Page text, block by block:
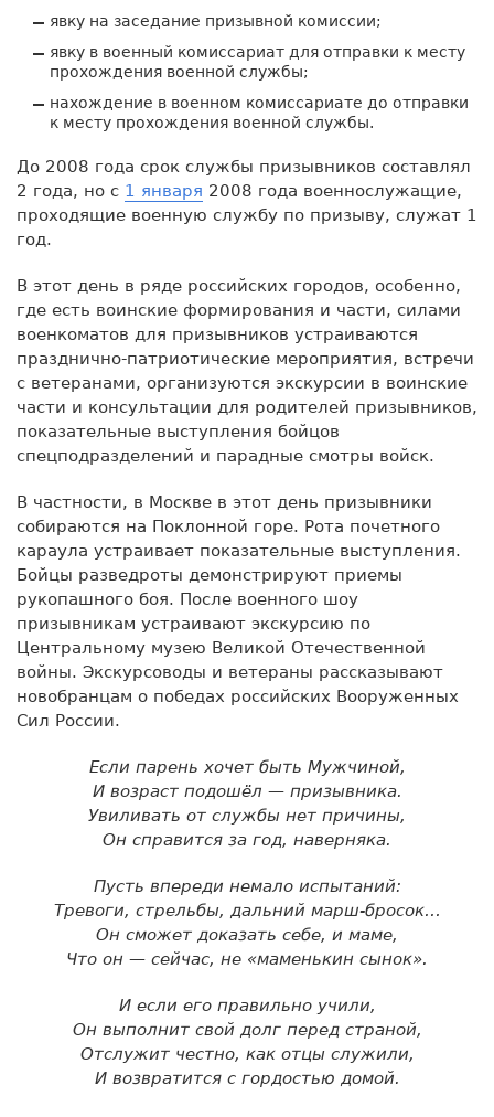
явку на заседание призывной комиссии;
явку в военный комиссариат для отправки к месту
прохождения военной службы;
нахождение в военном комиссариате до отправки
к месту прохождения военной службы.
До 2008 года срок службы призывников составлял
2 года, но с 1 января 2008 года военнослужащие,
проходящие военную службу по призыву, служат 1
год.
В этот день в ряде российских городов, особенно,
где есть воинские формирования и части, силами
военкоматов для призывников устраиваются
празднично-патриотические мероприятия, встречи
с ветеранами, организуются экскурсии в воинские
части и консультации для родителей призывников,
показательные выступления бойцов
спецподразделений и парадные смотры войск.
В частности, в Москве в этот день призывники
собираются на Поклонной горе. Рота почетного
караула устраивает показательные выступления.
Бойцы разведроты демонстрируют приемы
рукопашного боя. После военного шоу
призывникам устраивают экскурсию по
Центральному музею Великой Отечественной
войны. Экскурсоводы и ветераны рассказывают
новобранцам о победах российских Вооруженных
Сил России.
Если парень хочет быть Мужчиной,
И возраст подошёл — призывника.
Увиливать от службы нет причины,
Он справится за год, наверняка.
Пусть впереди немало испытаний:
Тревоги, стрельбы, дальний марш-бросок…
Он сможет доказать себе, и маме,
Что он — сейчас, не «маменькин сынок».
И если его правильно учили,
Он выполнит свой долг перед страной,
Отслужит честно, как отцы служили,
И возвратится с гордостью домой.